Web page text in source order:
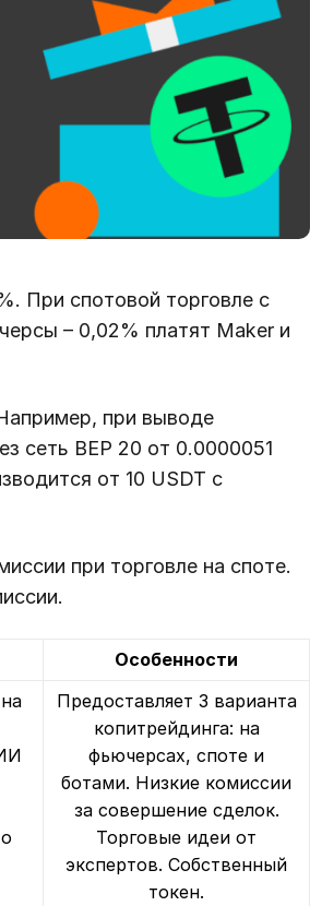
При спотовой торговле с
– 0,02% платят Maker и
при выводе
сеть BEP 20 от 0.0000051
от 10 USDT с
при торговле на споте.
Особенности
Предоставляет 3 варианта
копитрейдинга: на
фьючерсах, споте и
ботами. Низкие комиссии
за совершение сделок.
Торговые идеи от
экспертов. Собственный
токен.